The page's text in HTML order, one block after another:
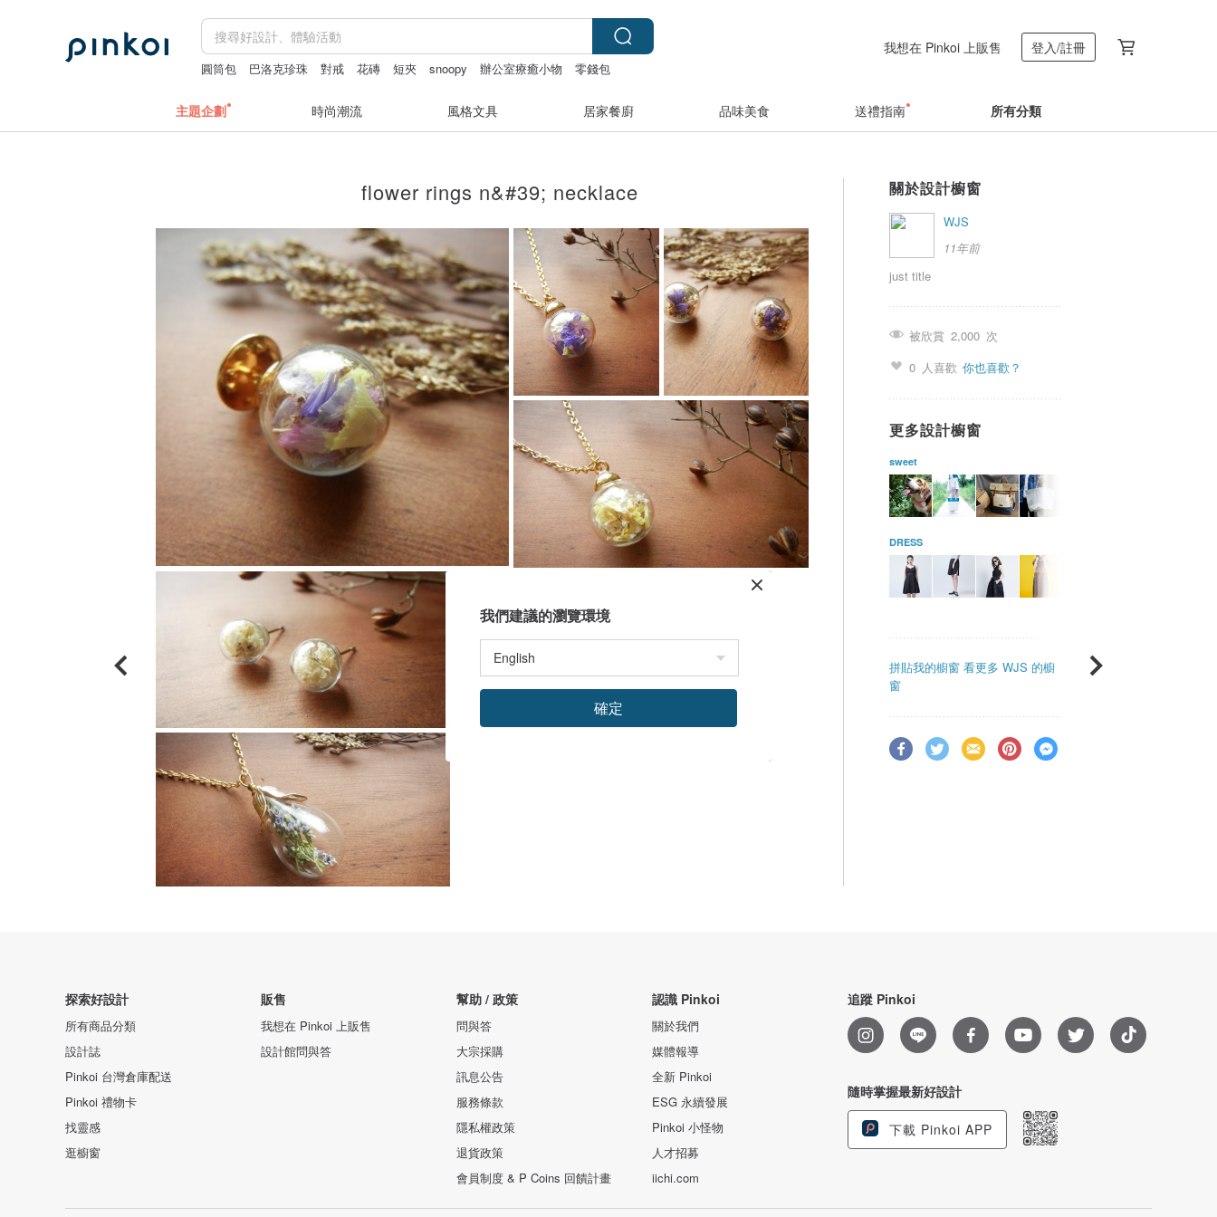
圓筒包 巴洛克珍珠 對戒 花磚 短夾 snoopy 辦公室療癒小物 零錢包
我想在 Pinkoi 上販售 登入/註冊
主題企劃 時尚潮流 風格文具 居家餐廚 品味美食 送禮指南 所有分類
flower rings n&#39; necklace 關於設計櫥窗
WJS
11年前
just title
被欣賞 2,000 次
0 人喜歡 你也喜歡？
更多設計櫥窗
sweet
DRESS
拼貼我的櫥窗 看更多 WJS 的櫥
窗
探索好設計
所有商品分類
設計誌
Pinkoi 台灣倉庫配送
Pinkoi 禮物卡
找靈感
逛櫥窗
販售
我想在 Pinkoi 上販售
設計館問與答
幫助 / 政策
問與答
大宗採購
訊息公告
服務條款
隱私權政策
退貨政策
會員制度 & P Coins 回饋計畫
認識 Pinkoi
關於我們
媒體報導
全新 Pinkoi
ESG 永續發展
Pinkoi 小怪物
人才招募
iichi.com
追蹤 Pinkoi
隨時掌握最新好設計
下載 Pinkoi APP
我們建議的瀏覽環境
確定